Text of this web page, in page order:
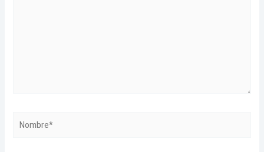
Nombre*